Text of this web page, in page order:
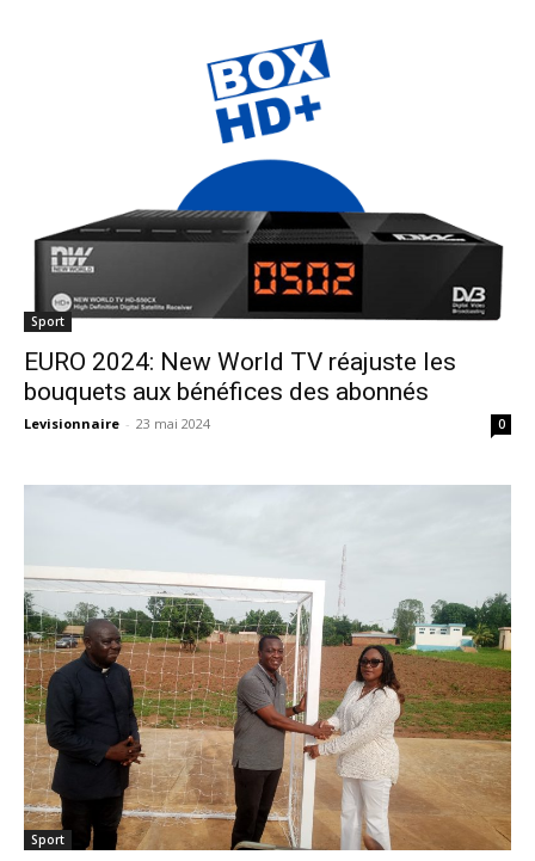
Sport
EURO 2024: New World TV réajuste les
bouquets aux bénéfices des abonnés
Levisionnaire - 23 mai 2024 0
Sport